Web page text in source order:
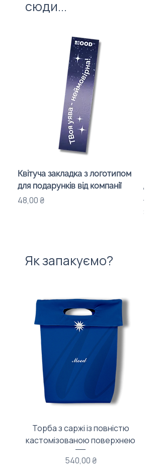
сюди...
Квітуча закладка з логотипом
для подарунків від компанії
Ціна
48,00 ₴
для
Ціна
Як запакуємо?
Торба з саржі із повністю
кастомізованою поверхнею
Ціна
540,00 ₴